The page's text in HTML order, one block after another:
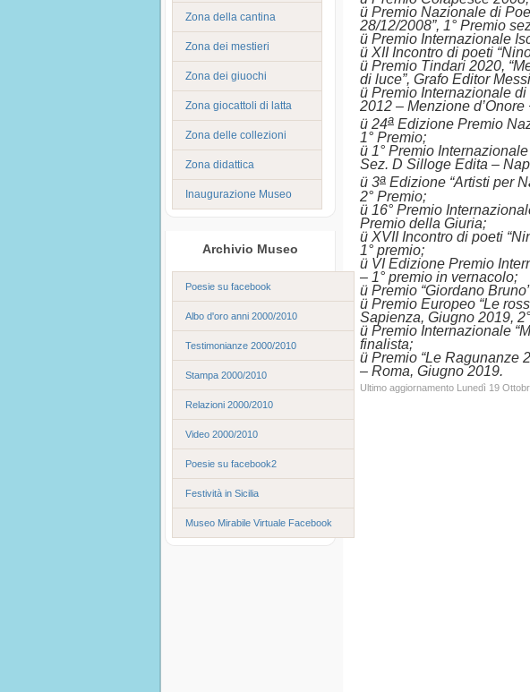
Zona della cantina
Zona dei mestieri
Zona dei giuochi
Zona giocattoli di latta
Zona delle collezioni
Zona didattica
Inaugurazione Museo
Archivio Museo
Poesie su facebook
Albo d'oro anni 2000/2010
Testimonianze 2000/2010
Stampa 2000/2010
Relazioni 2000/2010
Video 2000/2010
Poesie su facebook2
Festività in Sicilia
Museo Mirabile Virtuale Facebook
ü Premio Nazionale di
28/12/2008”, 1° Premio
ü Premio Internazionale
ü XII Incontro di poeti
ü Premio Tindari 2020,
di luce”, Grafo Editor
ü Premio Internazionale
2012 – Menzione
ü 24a Edizione Premio
1° Premio;
ü 1° Premio
Sez. D Silloge Edita –
ü 3a Edizione “Artisti per
2° Premio;
ü 16° Premio
Premio della Giuria;
ü XVII Incontro di poeti
1° premio;
ü VI Edizione Premio
– 1° premio in vernacolo;
ü Premio “Giordano
ü Premio Europeo “Le
Sapienza, Giugno 2019,
ü Premio Internazionale
finalista;
ü Premio “Le Ragunanze
– Roma, Giugno 2019.
Ultimo aggiornamento Lunedì 19